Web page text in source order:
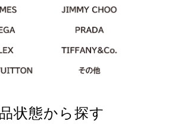
状態から探す